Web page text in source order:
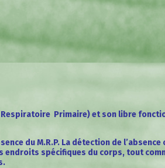
Respiratoire Primaire) et son libre
du M.R.P. La détection de l’absence
endroits spécifiques du corps, tout